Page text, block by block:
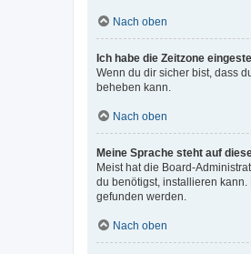
Nach oben
Ich habe die Zeitzone
Wenn du dir sicher bist, dass
beheben kann.
Nach oben
Meine Sprache steht auf
Meist hat die Board-
du benötigst, installieren
gefunden werden.
Nach oben